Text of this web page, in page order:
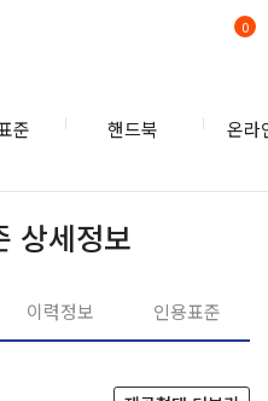
준 핸드북 온라
0
상세정보
이력정보 인용표준